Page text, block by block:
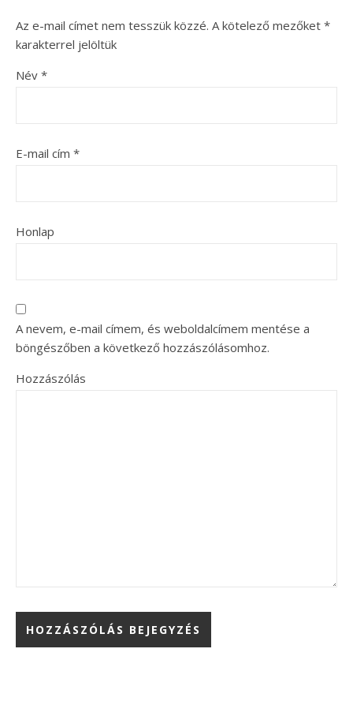
Az e-mail címet nem tesszük közzé. A kötelező mezőket *
karakterrel jelöltük
Név *
E-mail cím *
Honlap
A nevem, e-mail címem, és weboldalcímem mentése a
böngészőben a következő hozzászólásomhoz.
Hozzászólás